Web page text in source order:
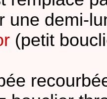
une demi-
(petit